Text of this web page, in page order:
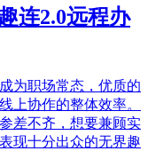
连2.0远程办
为职场常态，优质的
上协作的整体效率。
差不齐，想要兼顾实
现十分出众的无界趣